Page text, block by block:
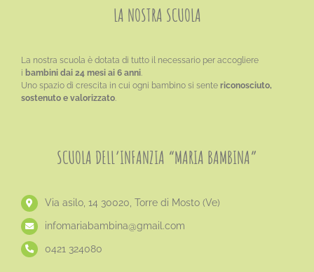
LA NOSTRA SCUOLA
La nostra scuola è dotata di tutto il necessario per accogliere
i bambini dai 24 mesi ai 6 anni.
Uno spazio di crescita in cui ogni bambino si sente riconosciuto,
sostenuto e valorizzato.
SCUOLA DELL’INFANZIA “MARIA BAMBINA”
Via asilo, 14 30020, Torre di Mosto (Ve)
​infomariabambina@gmail.com
0421 324080